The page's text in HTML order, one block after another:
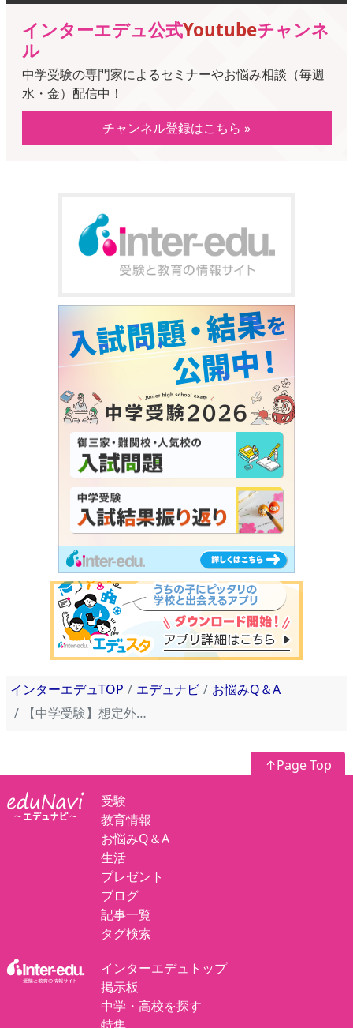
インターエデュ公式Youtubeチャンネ
ル
中学受験の専門家によるセミナーやお悩み相談（毎週
水・金）配信中！
チャンネル登録はこちら »
インターエデュTOP エデュナビ
お悩みQ＆A
【中学受験】想定外の1校だけに合格… 2.安浪京子先生からのアドバイス
↑Page Top
受験
教育情報
お悩みQ＆A
生活
プレゼント
ブログ
記事一覧
タグ検索
インターエデュトップ
掲示板
中学・高校を探す